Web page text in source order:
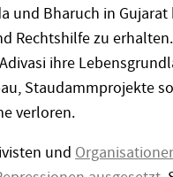
und Bharuch in Gujarat
Rechtshilfe zu
ihre
Staudammprojekte
verloren.
und